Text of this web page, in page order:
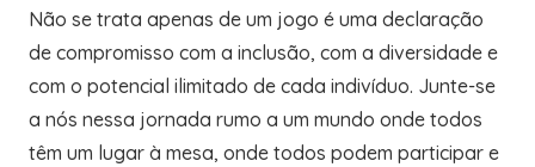
Não se trata apenas de um jogo é uma declaração
de compromisso com a inclusão, com a diversidade e
com o potencial ilimitado de cada indivíduo. Junte-se
a nós nessa jornada rumo a um mundo onde todos
têm um lugar à mesa, onde todos podem participar e